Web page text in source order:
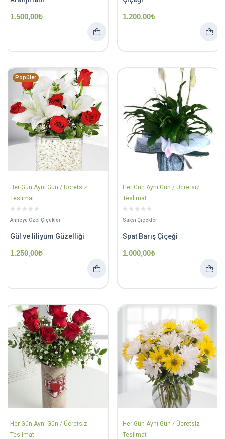
1.500,00₺ 1.200,00₺
Popüler
Her Gün Aynı Gün / Ücretsiz
Teslimat
Anneye Özel Çiçekler
Gül ve liliyum Güzelliği
1.250,00₺
Her Gün Aynı Gün / Ücretsiz
Teslimat
Saksı Çiçekler
Spat Barış Çiçeği
1.000,00₺
Her Gün Aynı Gün / Ücretsiz
Teslimat
Her Gün Aynı Gün / Ücretsiz
Teslimat